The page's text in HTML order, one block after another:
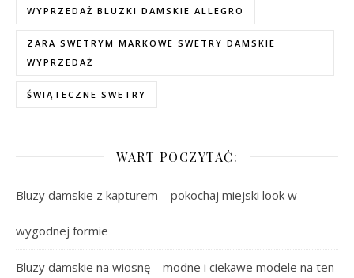
WYPRZEDAŻ BLUZKI DAMSKIE ALLEGRO
ZARA SWETRYM MARKOWE SWETRY DAMSKIE
WYPRZEDAŻ
ŚWIĄTECZNE SWETRY
WART POCZYTAĆ:
Bluzy damskie z kapturem – pokochaj miejski look w
wygodnej formie
Bluzy damskie na wiosnę – modne i ciekawe modele na ten